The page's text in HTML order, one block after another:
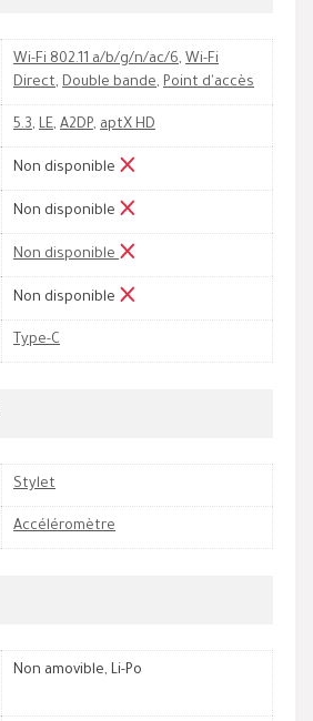
Wi-Fi 802.11 a/b/g/n/ac/6, Wi-Fi
Direct, Double bande, Point d'accès
5.3, LE, A2DP, aptX HD
Non disponible
Non disponible
Non disponible
Non disponible
Type-C
Stylet
Accéléromètre
Non amovible, Li-Po